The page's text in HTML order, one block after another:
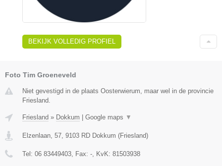
BEKIJK VOLLEDIG PROFIEL
Foto Tim Groeneveld
Niet gevestigd in de plaats Oosterwierum, maar wel in de provincie
Friesland.
Friesland » Dokkum Google maps ▼
Elzenlaan, 57, 9103 RD Dokkum (Friesland)
Tel: 06 83449403, Fax: -, KvK: 81503938